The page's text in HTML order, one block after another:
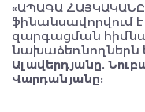
«ԱՊԱԳԱ
ֆինանսավորվում
զարգացման
նախաձեռնողներն
Ալավերդյանը,
Վարդանյանը: